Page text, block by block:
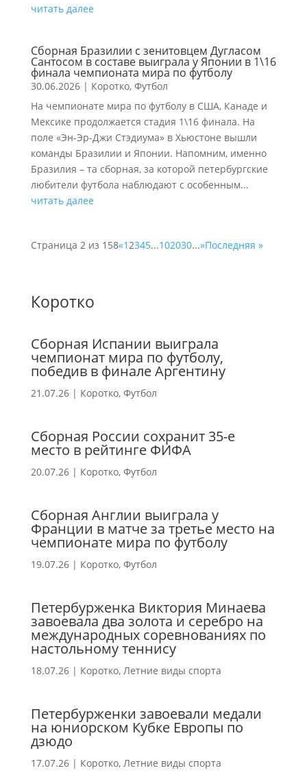
читать далее
Сборная Бразилии с зенитовцем Дугласом
Сантосом в составе выиграла у Японии в 1\16
финала чемпионата мира по футболу
30.06.2026| Коротко, Футбол
На чемпионате мира по футболу в США, Канаде и
Мексике продолжается стадия 1\16 финала. На
поле «Эн-Эр-Джи Стэдиума» в Хьюстоне вышли
команды Бразилии и Японии. Напомним, именно
Бразилия – та сборная, за которой петербургские
любители футбола наблюдают с особенным...
читать далее
Страница 2 из 158«12345...102030...»Последняя »
Коротко
Сборная Испании выиграла
чемпионат мира по футболу,
победив в финале Аргентину
21.07.26| Коротко, Футбол
Сборная России сохранит 35-е
место в рейтинге ФИФА
20.07.26| Коротко, Футбол
Сборная Англии выиграла у
Франции в матче за третье место на
чемпионате мира по футболу
19.07.26| Коротко, Футбол
Петербурженка Виктория Минаева
завоевала два золота и серебро на
международных соревнованиях по
настольному теннису
18.07.26| Коротко, Летние виды спорта
Петербурженки завоевали медали
на юниорском Кубке Европы по
дзюдо
17.07.26| Коротко, Летние виды спорта